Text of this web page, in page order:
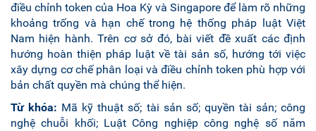
điều chỉnh token của Hoa Kỳ và Singapore để làm rõ những
khoảng trống và hạn chế trong hệ thống pháp luật Việt
Nam hiện hành. Trên cơ sở đó, bài viết đề xuất các định
hướng hoàn thiện pháp luật về tài sản số, hướng tới việc
xây dựng cơ chế phân loại và điều chỉnh token phù hợp với
bản chất quyền mà chúng thể hiện.
Từ khóa: Mã kỹ thuật số; tài sản số; quyền tài sản; công
nghệ chuỗi khối; Luật Công nghiệp công nghệ số năm